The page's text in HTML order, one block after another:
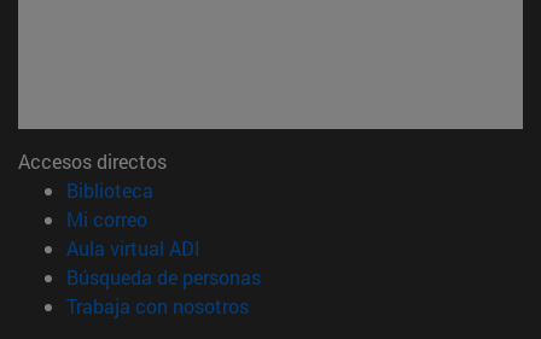
Accesos directos
Biblioteca
Mi correo(abre en nueva ventana)
Aula virtual ADI
Búsqueda de personas(abre en nueva ventana)
Trabaja con nosotros(abre en nueva ventana)